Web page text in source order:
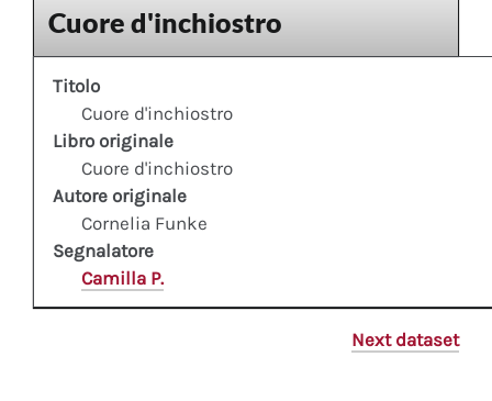
Cuore d'inchiostro
Titolo
Cuore d'inchiostro
Libro originale
Cuore d'inchiostro
Autore originale
Cornelia Funke
Segnalatore
Camilla P.
Next dataset